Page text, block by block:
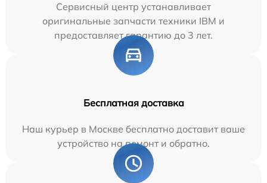
Сервисный центр устанавливает
оригинальные запчасти техники IBM и
предоставляет гарантию до 3 лет.
Бесплатная доставка
Наш курьер в Москве бесплатно доставит ваше
устройство на ремонт и обратно.